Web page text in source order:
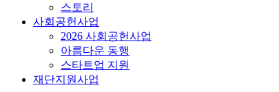
스토리
사회공헌사업
2026 사회공헌사업
아름다운 동행
스타트업 지원
재단지원사업